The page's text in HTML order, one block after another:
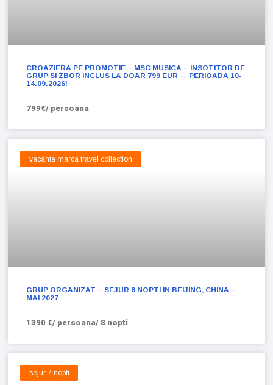
CROAZIERA PE PROMOTIE – MSC MUSICA – INSOTITOR DE
GRUP SI ZBOR INCLUS LA DOAR 799 EUR — PERIOADA 10-
14.09.2026!
799€/ persoana
vacanta marca travel collection
GRUP ORGANIZAT – SEJUR 8 NOPTI IN BEIJING, CHINA –
MAI 2027
1390 €/ persoana/ 8 nopti
sejur 7 nopti